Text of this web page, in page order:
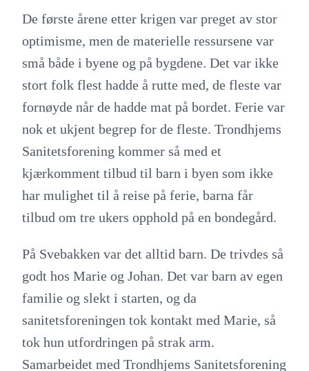
De første årene etter krigen var preget av stor
optimisme, men de materielle ressursene var
små både i byene og på bygdene. Det var ikke
stort folk flest hadde å rutte med, de fleste var
fornøyde når de hadde mat på bordet. Ferie var
nok et ukjent begrep for de fleste. Trondhjems
Sanitetsforening kommer så med et
kjærkomment tilbud til barn i byen som ikke
har mulighet til å reise på ferie, barna får
tilbud om tre ukers opphold på en bondegård.
På Svebakken var det alltid barn. De trivdes så
godt hos Marie og Johan. Det var barn av egen
familie og slekt i starten, og da
sanitetsforeningen tok kontakt med Marie, så
tok hun utfordringen på strak arm.
Samarbeidet med Trondhjems Sanitetsforening